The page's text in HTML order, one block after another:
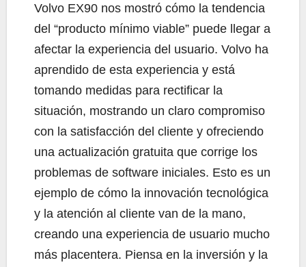
Volvo EX90 nos mostró cómo la tendencia
del “producto mínimo viable” puede llegar a
afectar la experiencia del usuario. Volvo ha
aprendido de esta experiencia y está
tomando medidas para rectificar la
situación, mostrando un claro compromiso
con la satisfacción del cliente y ofreciendo
una actualización gratuita que corrige los
problemas de software iniciales. Esto es un
ejemplo de cómo la innovación tecnológica
y la atención al cliente van de la mano,
creando una experiencia de usuario mucho
más placentera. Piensa en la inversión y la